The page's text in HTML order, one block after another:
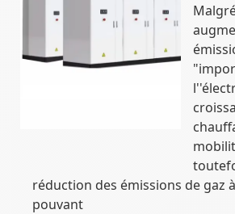
réduction des émissions de gaz
pouvant